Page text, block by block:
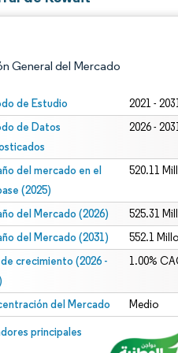
General del Mercado
de Estudio 2021 -
de Datos
2026 -
del mercado en el
(2025)
520.11
del Mercado (2026) 525.31
del Mercado (2031) 552.1
de crecimiento (2026 -
1.00%
del Mercado Medio
principales
© Mordor Intelligence. El uso requiere
CC BY 4.0.